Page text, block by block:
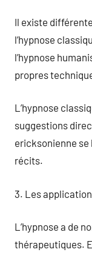
Il existe
l’hypnose
l’hypnose
propres
L’hypnose
suggestions
ericksonienne se
récits.
3. Les
L’hypnose a de
thérapeutiques.